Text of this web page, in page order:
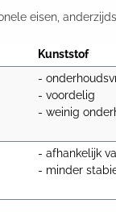
eisen,
Kunststof
-
- voordelig
- weinig
- afhankelijk
- minder